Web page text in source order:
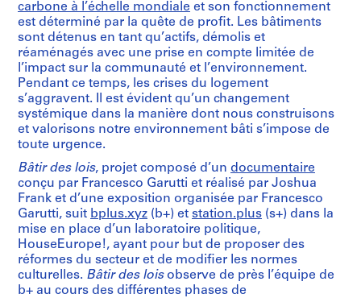
carbone à l’échelle mondiale et son fonctionnement
est déterminé par la quête de profit. Les bâtiments
sont détenus en tant qu’actifs, démolis et
réaménagés avec une prise en compte limitée de
l’impact sur la communauté et l’environnement.
Pendant ce temps, les crises du logement
s’aggravent. Il est évident qu’un changement
systémique dans la manière dont nous construisons
et valorisons notre environnement bâti s’impose de
toute urgence.
Bâtir des lois, projet composé d’un documentaire
conçu par Francesco Garutti et réalisé par Joshua
Frank et d’une exposition organisée par Francesco
Garutti, suit bplus.xyz (b+) et station.plus (s+) dans la
mise en place d’un laboratoire politique,
HouseEurope!, ayant pour but de proposer des
réformes du secteur et de modifier les normes
culturelles. Bâtir des loisobserve de près l’équipe de
b+ au cours des différentes phases de